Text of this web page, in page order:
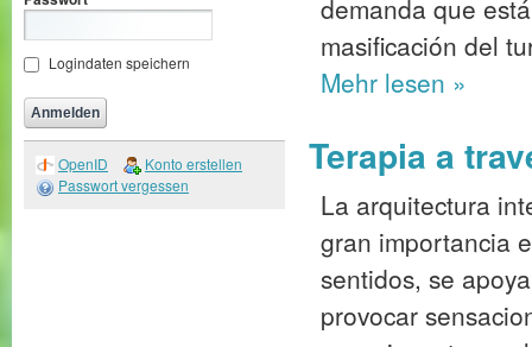
Logindaten speichern
OpenID
Konto erstellen
Passwort vergessen
demanda que
masificación del
Mehr lesen »
Terapia a
La arquitectura
gran importancia
sentidos, se
provocar